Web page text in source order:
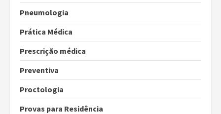
Pneumologia
Prática Médica
Prescrição médica
Preventiva
Proctologia
Provas para Residência